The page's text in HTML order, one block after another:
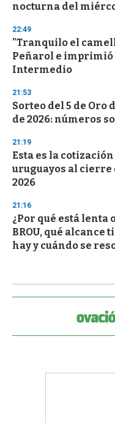
nocturna del
22:49
"Tranquilo el
Peñarol e imprimió
Intermedio
21:53
Sorteo del 5 de Oro
de 2026: números
21:19
Esta es la
uruguayos al cierre
2026
21:16
¿Por qué está lenta
BROU, qué alcance
hay y cuándo se